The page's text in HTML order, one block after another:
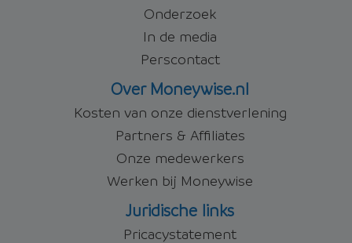
Onderzoek
In de media
Perscontact
Over Moneywise.nl
Kosten van onze dienstverlening
Partners & Affiliates
Onze medewerkers
Werken bij Moneywise
Juridische links
Pricacystatement